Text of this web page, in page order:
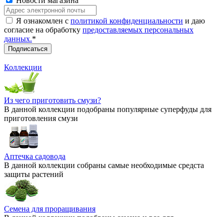
Я ознакомлен с политикой конфиденциальности и даю
согласие на обработку предоставляемых персональных
данных.*
Коллекции
Из чего приготовить смузи?
В данной коллекции подобраны популярные суперфуды для
приготовления смузи
Аптечка садовода
В данной коллекции собраны самые необходимые средста
защиты растений
Семена для проращивания